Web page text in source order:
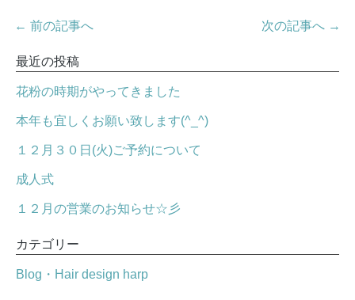
← 前の記事へ 次の記事へ →
最近の投稿
花粉の時期がやってきました
本年も宜しくお願い致します(^_^)
１２月３０日(火)ご予約について
成人式
１２月の営業のお知らせ☆彡
カテゴリー
Blog・Hair design harp